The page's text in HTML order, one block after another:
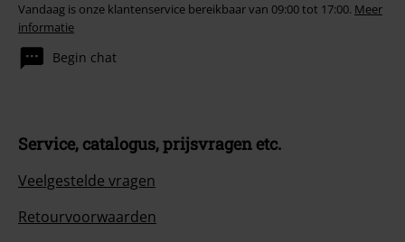
Vandaag is onze klantenservice bereikbaar van 09:00 tot 17:00. Meer
informatie
Begin chat
Service, catalogus, prijsvragen etc.
Veelgestelde vragen
Retourvoorwaarden